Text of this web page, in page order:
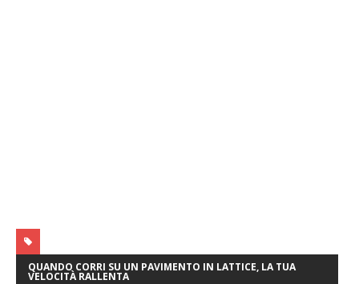
QUANDO CORRI SU UN PAVIMENTO IN LATTICE, LA TUA
VELOCITÀ RALLENTA